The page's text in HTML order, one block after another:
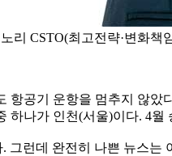
리 CSTO(최고전략·변화책
항공기 운항을 멈추지 않았
하나가 인천(서울)이다. 4
그런데 완전히 나쁜 뉴스는